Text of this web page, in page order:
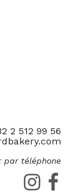
2 512 99 56
par téléphone